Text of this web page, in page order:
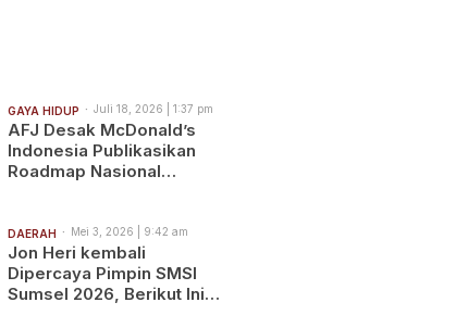
GAYA HIDUP Juli 18, 2026 | 1:37 pm
AFJ Desak McDonald’s
Indonesia Publikasikan
Roadmap Nasional
DAERAH Mei 3, 2026 | 9:42 am
Jon Heri kembali
Dipercaya Pimpin SMSI
Sumsel 2026, Berikut Ini